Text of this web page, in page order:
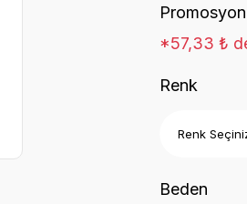
Promosyon
*57,33 ₺
Renk
Beden